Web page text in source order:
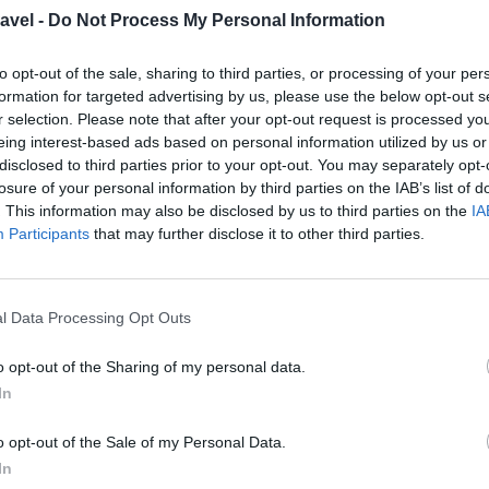
- Do Not Process My Personal Information
opt-out of the sale, sharing to third parties, or processing of your
for targeted advertising by us, please use the below opt-out
selection. Please note that after your opt-out request is processed
interest-based ads based on personal information utilized by us
to third parties prior to your opt-out. You may separately
of your personal information by third parties on the IAB’s list of
This information may also be disclosed by us to third parties on the
Participants that may further disclose it to other third parties.
Data Processing Opt Outs
opt-out of the Sharing of my personal data.
opt-out of the Sale of my Personal Data.
Które plaże na Majorce są najbardziej polecane?
Zadaj pytanie
w naszym budżecie. Na Majorce koszt
15-25 euro. Polecam spróbować lokalnych
Warto również odwiedzić lokalne bary
cenach.
dla turystów. Crime rate jest niski, ale jak w
ostrożność. W tej sekcji przeanalizujemy